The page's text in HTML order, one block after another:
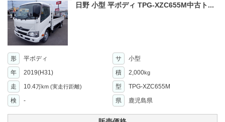
日野 小型 平ボディ TPG-XZC655M中古ト...
形 平ボディ サ
小型
年
2019(H31) 積 2,000kg
走 10.4万km (実走行距離) 型
TPG-XZC655M
検
- 県 鹿児島県